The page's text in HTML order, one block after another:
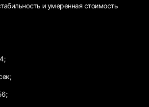
и умеренная стоимость